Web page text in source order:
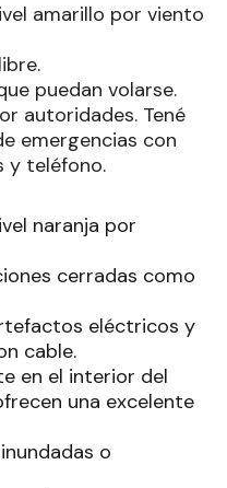
amarillo por viento
puedan volarse.
autoridades. Tené
emergencias con
y teléfono.
naranja por
cerradas como
eléctricos y
cable.
en el interior del
una excelente
o